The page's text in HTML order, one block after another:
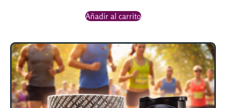
Añadir al carrito